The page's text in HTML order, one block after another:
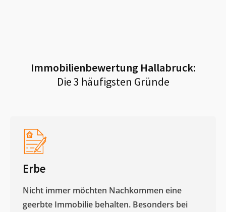
Immobilienbewertung Hallabruck:
Die 3 häufigsten Gründe
Erbe
Nicht immer möchten Nachkommen eine
geerbte Immobilie behalten. Besonders bei